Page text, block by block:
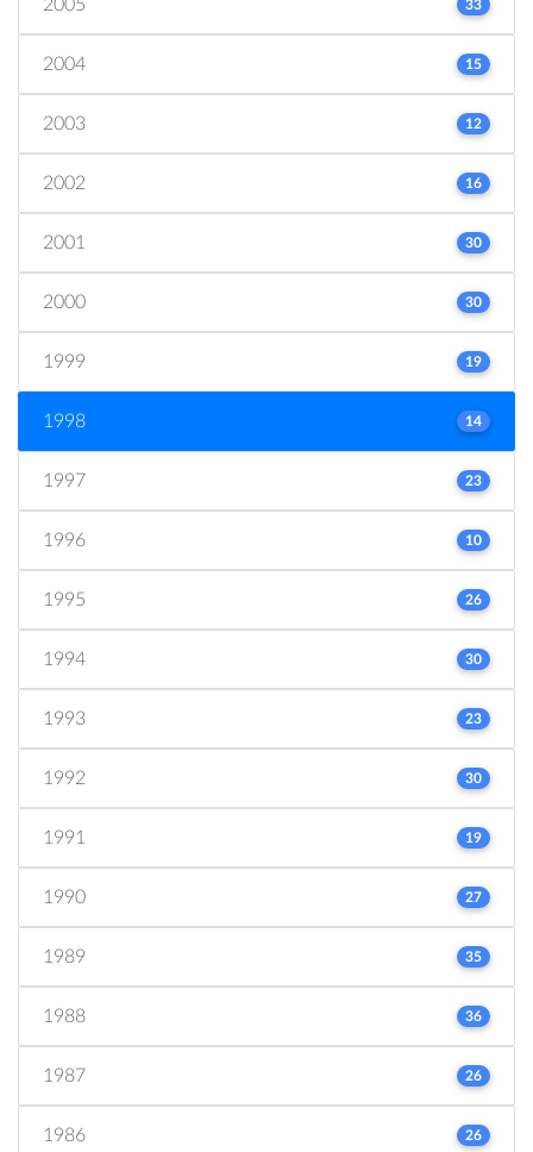
2005 33
2004 15
2003 12
2002 16
2001 30
2000 30
1999 19
1998 14
1997 23
1996 10
1995 26
1994 30
1993 23
1992 30
1991 19
1990 27
1989 35
1988 36
1987 26
1986 26